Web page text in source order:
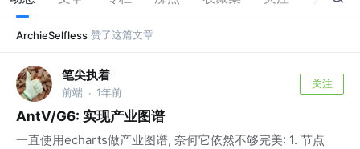
ArchieSelfless 赞了这篇文章
笔尖执着
前端 · 1年前
关注
AntV/G6: 实现产业图谱
一直使用echarts做产业图谱, 奈何它依然不够完美: 1. 节点